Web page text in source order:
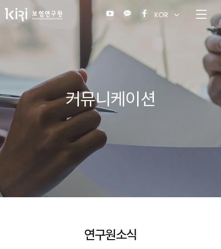
KOR
커뮤니케이션
연구원소식